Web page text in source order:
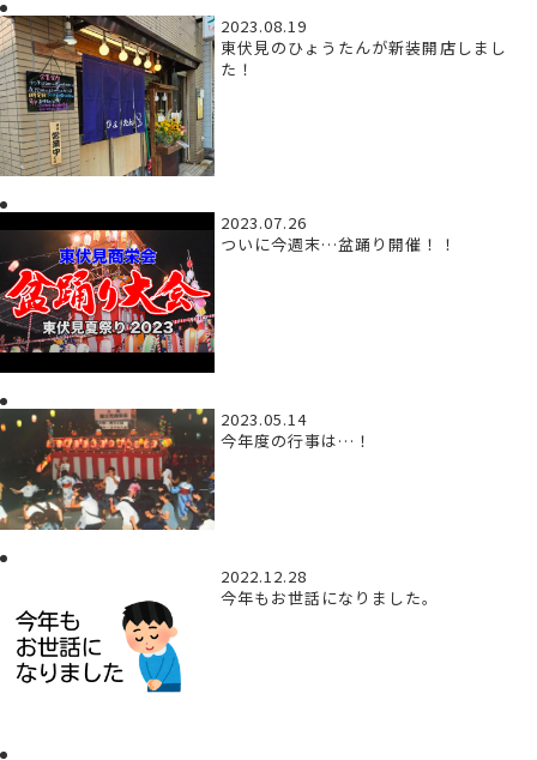
2023.08.19
東伏見のひょうたんが新装開店しまし
た！
2023.07.26
ついに今週末…盆踊り開催！！
2023.05.14
今年度の行事は…！
2022.12.28
今年もお世話になりました。